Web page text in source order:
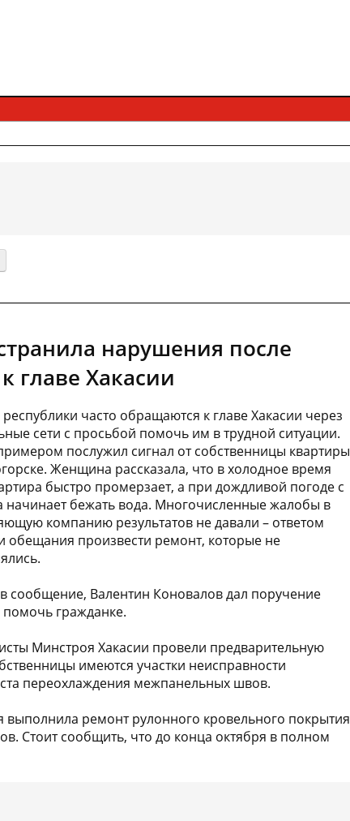
нарушения после
главе Хакасии
часто обращаются к главе Хакасии через
сети с просьбой помочь им в трудной ситуации.
послужил сигнал от собственницы квартиры
Женщина рассказала, что в холодное время
быстро промерзает, а при дождливой погоде с
начинает бежать вода. Многочисленные жалобы в
компанию результатов не давали – ответом
обещания произвести ремонт, которые не
сообщение, Валентин Коновалов дал поручение
гражданке.
Минстроя Хакасии провели предварительную
имеются участки неисправности
переохлаждения межпанельных швов.
ремонт рулонного кровельного покрытия
Стоит сообщить, что до конца октября в полном